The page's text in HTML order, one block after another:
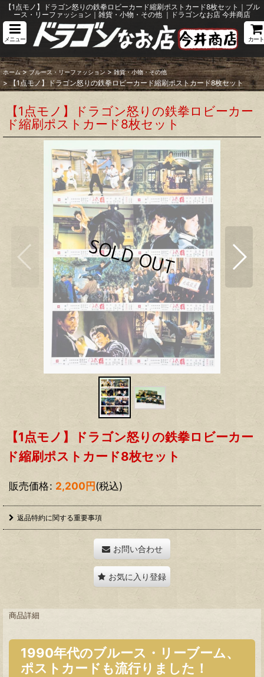
【1点モノ】ドラゴン怒りの鉄拳ロビーカード縮刷ポストカード8枚セット｜ブル
ース・リーファッション｜雑貨・小物・その他 ｜ドラゴンなお店 今井商店
メニュー カート
ホーム > ブルース・リーファッション > 雑貨・小物・その他
> 【1点モノ】ドラゴン怒りの鉄拳ロビーカード縮刷ポストカード8枚セット
【1点モノ】ドラゴン怒りの鉄拳ロビーカー
ド縮刷ポストカード8枚セット
【1点モノ】ドラゴン怒りの鉄拳ロビーカー
ド縮刷ポストカード8枚セット
販売価格: 2,200円(税込)
返品特約に関する重要事項
お問い合わせ
お気に入り登録
商品詳細
1990年代のブルース・リーブーム、
ポストカードも流行りました！